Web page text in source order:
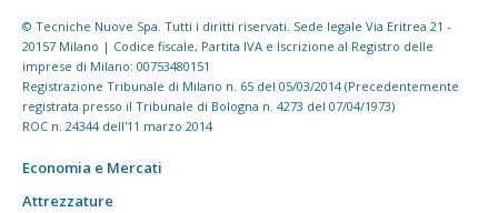
© Tecniche Nuove Spa. Tutti i diritti riservati. Sede legale Via Eritrea 21 -
20157 Milano | Codice fiscale, Partita IVA e Iscrizione al Registro delle
imprese di Milano: 00753480151
Registrazione Tribunale di Milano n. 65 del 05/03/2014 (Precedentemente
registrata presso il Tribunale di Bologna n. 4273 del 07/04/1973)
ROC n. 24344 dell'11 marzo 2014
Economia e Mercati
Attrezzature